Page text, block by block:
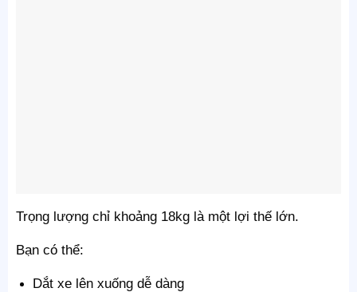
Trọng lượng chỉ khoảng 18kg là một lợi thế lớn.
Bạn có thể:
Dắt xe lên xuống dễ dàng